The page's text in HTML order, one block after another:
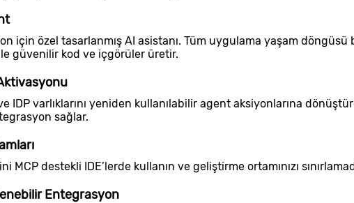
için özel tasarlanmış AI asistanı. Tüm uygulama yaşam döngüsü
ile güvenilir kod ve içgörüler üretir.
IDP varlıklarını yeniden kullanılabilir agent aksiyonlarına
sağlar.
MCP destekli IDE’lerde kullanın ve geliştirme ortamınızı
Entegrasyon